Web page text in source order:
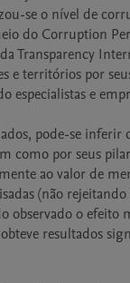
se o nível de
do Corruption
Transparency
e territórios por
especialistas e
pode-se inferir
como por seus
ao valor de
(não
observado o efeito
resultados